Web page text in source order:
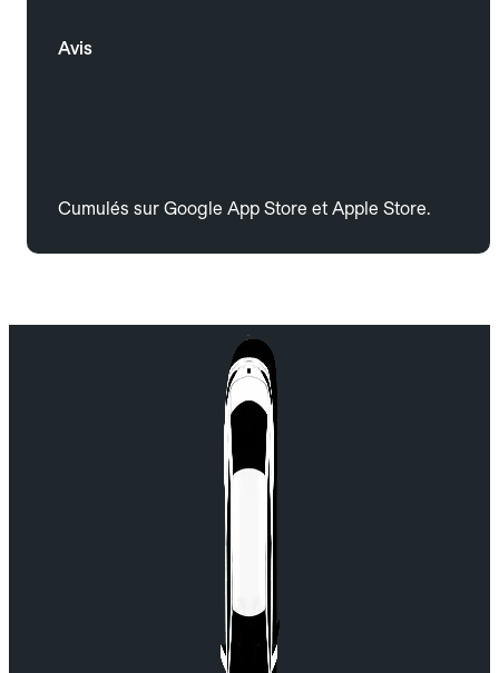
Avis
Cumulés sur Google App Store et Apple Store.